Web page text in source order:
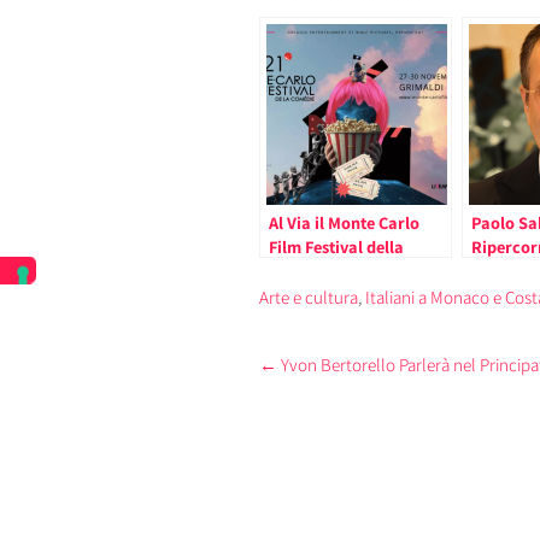
Al Via il Monte Carlo
Film Festival della
programma)
Paolo
Arte e cultura, Italiani a Monaco e
Post
← Yvon Bertorello Parlerà nel